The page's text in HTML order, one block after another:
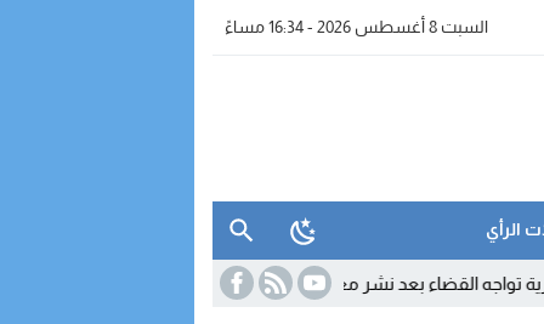
السبت 8 أغسطس 2026 - 16:34 مساءً
الرأي
بعد نشر معطيات مضللة 11:55 تحول دبلوماسي لافت.. كولومبيا